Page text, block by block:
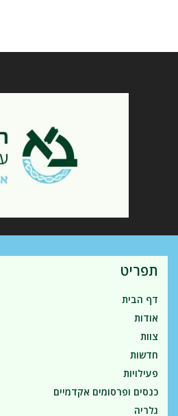
תפריט
דף הבית
אודות
צוות
חדשות
פעילויות
כנסים ופרסומים אקדמיים
גלריה